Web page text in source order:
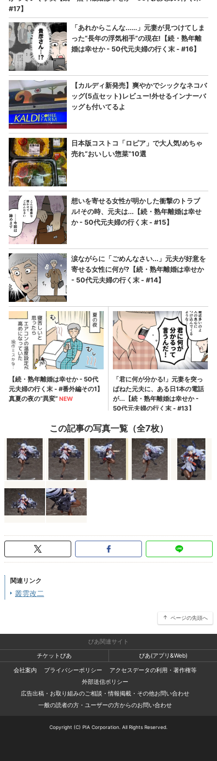
この記事の写真一覧（全7枚）
関連リンク
叢雲改二
ページの先頭へ
ぴあ関連サイト
チケットぴあ
ぴあ(アプリ&Web)
会社案内
プライバシーポリシー
アクセスデータの利用・著作権等
外部送信ポリシー
広告出稿・お取り組みのご相談・情報掲載・その他お問い合わせ
一般の読者の方・ユーザーの方からのお問い合わせ
Copyright (C) PIA Corporation. All Rights Reserved.